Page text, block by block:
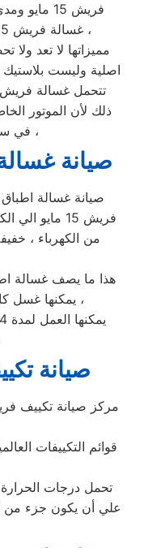
فريش 15
غسالة فريش 15 مايو هي الغسالة الاولي في مصر ،
مميزاتها لا تعد
اصلية وليست بلاستيك
تتحمل غسالة فريش 15 مايو اوزان مختلفة من الملابس و
ذلك لأن الموتور
في سوق الغسالات الاوتوماتيك ،
صيانة غسالة
فريش 15 مايو
من الكهرباء ،
يمكنها غسل كافة الاطباق خلال فترة وجيزة جداً ،
صيانة
مركز صيانة تكييف
قوائم التكييفات
تحمل درجات الحرارة
علي أن يكون جزء من